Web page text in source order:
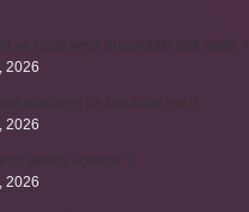
ve basit kesir arasındaki fark nedir ?
2026
2026
2026